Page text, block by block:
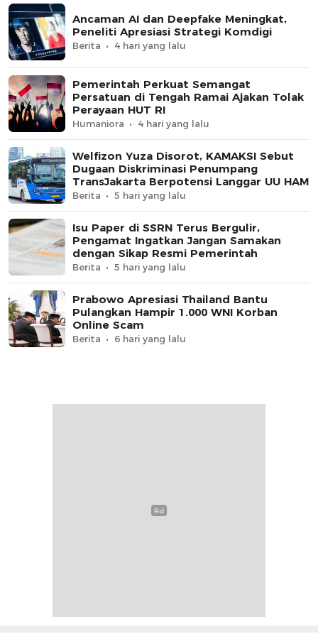
Ancaman AI dan Deepfake Meningkat,
Peneliti Apresiasi Strategi Komdigi
Berita 4 hari yang lalu
Pemerintah Perkuat Semangat
Persatuan di Tengah Ramai Ajakan Tolak
Perayaan HUT RI
Humaniora 4 hari yang lalu
Welfizon Yuza Disorot, KAMAKSI Sebut
Dugaan Diskriminasi Penumpang
TransJakarta Berpotensi Langgar UU HAM
Berita 5 hari yang lalu
Isu Paper di SSRN Terus Bergulir,
Pengamat Ingatkan Jangan Samakan
dengan Sikap Resmi Pemerintah
Berita 5 hari yang lalu
Prabowo Apresiasi Thailand Bantu
Pulangkan Hampir 1.000 WNI Korban
Online Scam
Berita 6 hari yang lalu